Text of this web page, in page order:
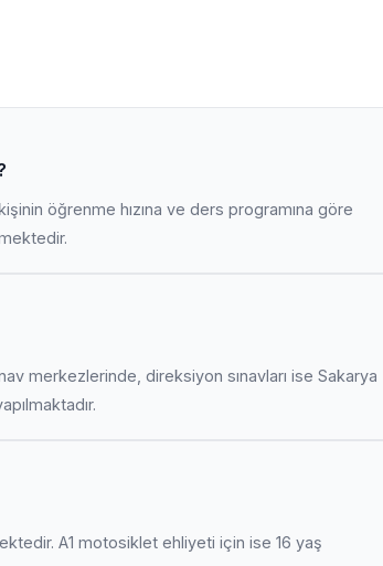
öğrenme hızına ve ders programına göre
merkezlerinde, direksiyon sınavları ise Sakarya
A1 motosiklet ehliyeti için ise 16 yaş